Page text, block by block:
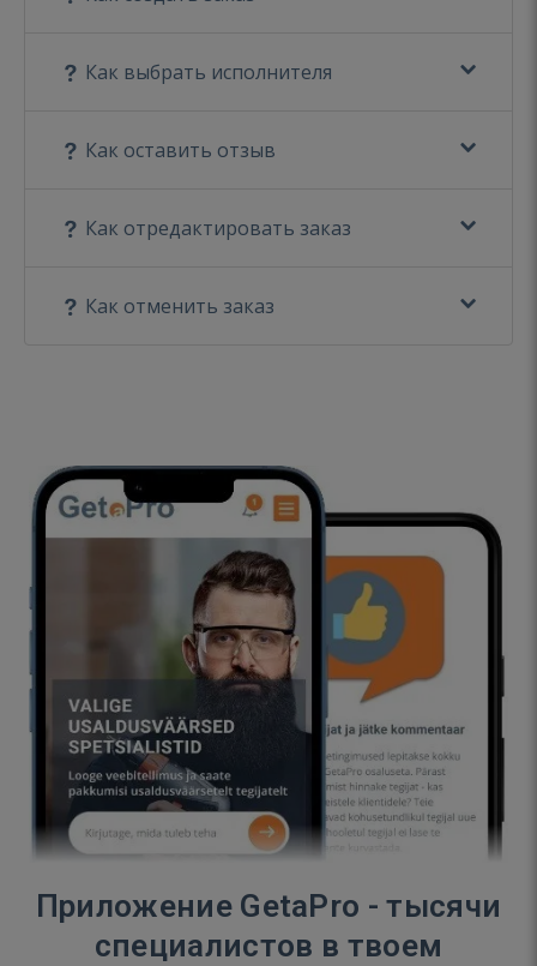
Как выбрать исполнителя
Как оставить отзыв
Как отредактировать заказ
Как отменить заказ
Приложение GetaPro - тысячи
специалистов в твоем